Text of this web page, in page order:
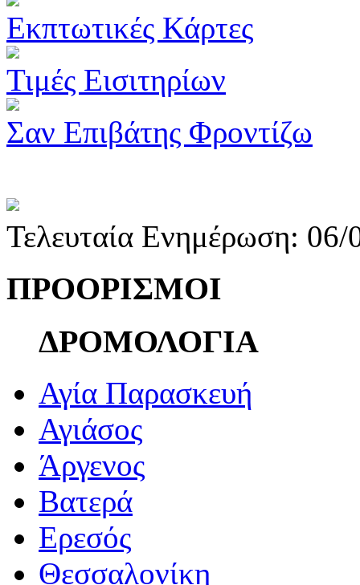
Εκπτωτικές Κάρτες
Τιμές Εισιτηρίων
Σαν Επιβάτης Φροντίζω
Τελευταία Ενημέρωση:
ΠΡΟΟΡΙΣΜΟΙ
ΔΡΟΜΟΛΟΓΙΑ
Αγία Παρασκευή
Αγιάσος
Άργενος
Βατερά
Ερεσός
Θεσσαλονίκη